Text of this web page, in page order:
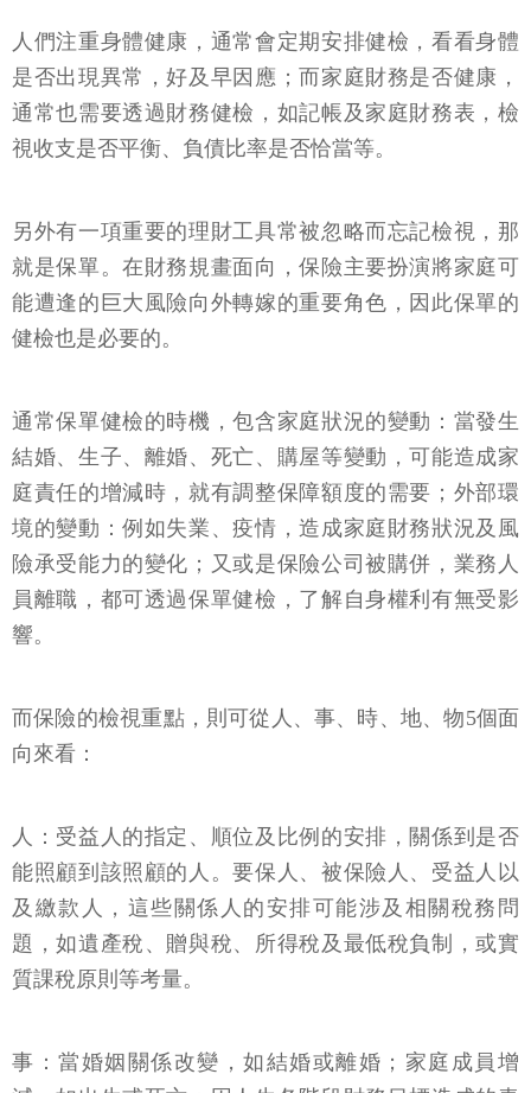
人們注重身體健康，通常會定期安排健檢，看看身體
是否出現異常，好及早因應；而家庭財務是否健康，
通常也需要透過財務健檢，如記帳及家庭財務表，檢
視收支是否平衡、負債比率是否恰當等。
另外有一項重要的理財工具常被忽略而忘記檢視，那
就是保單。在財務規畫面向，保險主要扮演將家庭可
能遭逢的巨大風險向外轉嫁的重要角色，因此保單的
健檢也是必要的。
通常保單健檢的時機，包含家庭狀況的變動：當發生
結婚、生子、離婚、死亡、購屋等變動，可能造成家
庭責任的增減時，就有調整保障額度的需要；外部環
境的變動：例如失業、疫情，造成家庭財務狀況及風
險承受能力的變化；又或是保險公司被購併，業務人
員離職，都可透過保單健檢，了解自身權利有無受影
響。
而保險的檢視重點，則可從人、事、時、地、物5個面
向來看：
人：受益人的指定、順位及比例的安排，關係到是否
能照顧到該照顧的人。要保人、被保險人、受益人以
及繳款人，這些關係人的安排可能涉及相關稅務問
題，如遺產稅、贈與稅、所得稅及最低稅負制，或實
質課稅原則等考量。
事：當婚姻關係改變，如結婚或離婚；家庭成員增